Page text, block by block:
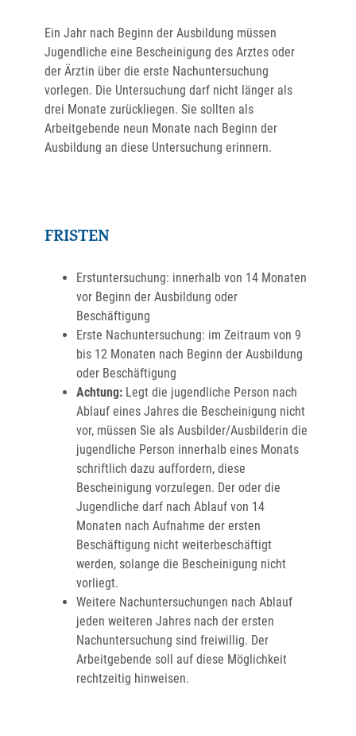
Ein Jahr nach Beginn der Ausbildung müssen
Jugendliche eine Bescheinigung des Arztes oder
der Ärztin über die erste Nachuntersuchung
vorlegen. Die Untersuchung darf nicht länger als
drei Monate zurückliegen. Sie sollten als
Arbeitgebende neun Monate nach Beginn der
Ausbildung an diese Untersuchung erinnern.
FRISTEN
Erstuntersuchung: innerhalb von 14 Monaten
vor Beginn der Ausbildung oder
Beschäftigung
Erste Nachuntersuchung: im Zeitraum von 9
bis 12 Monaten nach Beginn der Ausbildung
oder Beschäftigung
Achtung: Legt die jugendliche Person nach
Ablauf eines Jahres die Bescheinigung nicht
vor, müssen Sie als Ausbilder/Ausbilderin die
jugendliche Person innerhalb eines Monats
schriftlich dazu auffordern, diese
Bescheinigung vorzulegen. Der oder die
Jugendliche darf nach Ablauf von 14
Monaten nach Aufnahme der ersten
Beschäftigung nicht weiterbeschäftigt
werden, solange die Bescheinigung nicht
vorliegt.
Weitere Nachuntersuchungen nach Ablauf
jeden weiteren Jahres nach der ersten
Nachuntersuchung sind freiwillig. Der
Arbeitgebende soll auf diese Möglichkeit
rechtzeitig hinweisen.